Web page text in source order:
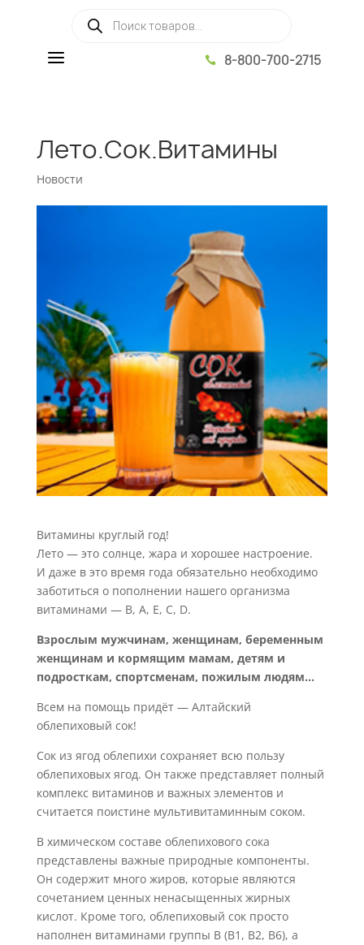
a  8-800-700-2715
Лето.Сок.Витамины
Новости
Витамины круглый год!
Лето — это солнце, жара и хорошее настроение.
И даже в это время года обязательно необходимо
заботиться о пополнении нашего организма
витаминами — В, А, Е, С, D.
Взрослым мужчинам, женщинам, беременным
женщинам и кормящим мамам, детям и
подросткам, спортсменам, пожилым людям…
Всем на помощь придёт — Алтайский
облепиховый сок!
Сок из ягод облепихи сохраняет всю пользу
облепиховых ягод. Он также представляет полный
комплекс витаминов и важных элементов и
считается поистине мультивитаминным соком.
В химическом составе облепихового сока
представлены важные природные компоненты.
Он содержит много жиров, которые являются
сочетанием ценных ненасыщенных жирных
кислот. Кроме того, облепиховый сок просто
наполнен витаминами группы В (В1, В2, В6), а